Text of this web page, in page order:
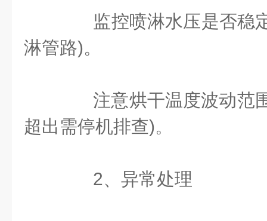
监控喷淋水压是否稳
淋管路)。
注意烘干温度波动范
超出需停机排查)。
‌2、异常处理‌